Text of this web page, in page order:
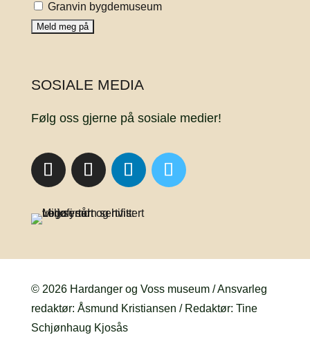
Granvin bygdemuseum
SOSIALE MEDIA
Følg oss gjerne på sosiale medier!
© 2026 Hardanger og Voss museum / Ansvarleg
redaktør: Åsmund Kristiansen / Redaktør: Tine
Schjønhaug Kjosås